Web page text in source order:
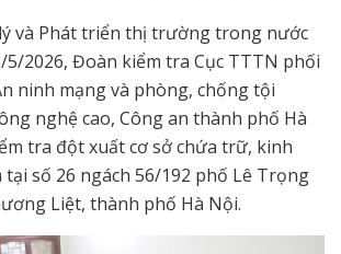
và Phát triển thị trường trong nước
5/2026, Đoàn kiểm tra Cục TTTN phối
ninh mạng và phòng, chống tội
nghệ cao, Công an thành phố Hà
tra đột xuất cơ sở chứa trữ, kinh
số 26 ngách 56/192 phố Lê Trọng
Liệt, thành phố Hà Nội.